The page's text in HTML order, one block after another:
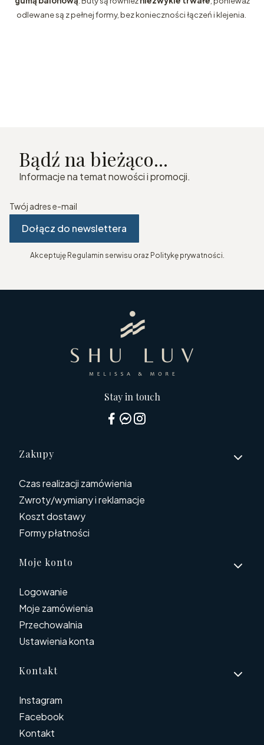
odlewane są z pełnej formy, bez konieczności łączeń i klejenia.
Bądź na bieżąco...
Informacje na temat nowości i promocji.
Twój adres e-mail
Dołącz do newslettera
Akceptuję Regulamin serwisu oraz Politykę prywatności.
Stay in touch
Linki w stopce
Zakupy
Czas realizacji zamówienia
Zwroty/wymiany i reklamacje
Koszt dostawy
Formy płatności
Moje konto
Logowanie
Moje zamówienia
Przechowalnia
Ustawienia konta
Kontakt
Instagram
Facebook
Kontakt